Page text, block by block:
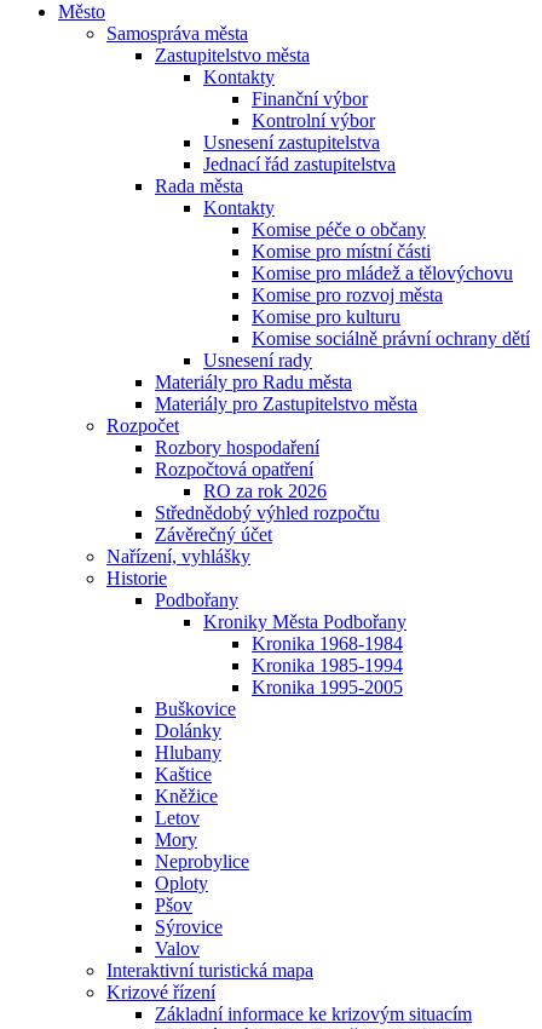
Město
Samospráva města
Zastupitelstvo města
Kontakty
Finanční výbor
Kontrolní výbor
Usnesení zastupitelstva
Jednací řád zastupitelstva
Rada města
Kontakty
Komise péče o občany
Komise pro místní části
Komise pro mládež a tělovýchovu
Komise pro rozvoj města
Komise pro kulturu
Komise sociálně právní ochrany dětí
Usnesení rady
Materiály pro Radu města
Materiály pro Zastupitelstvo města
Rozpočet
Rozbory hospodaření
Rozpočtová opatření
RO za rok 2026
Střednědobý výhled rozpočtu
Závěrečný účet
Nařízení, vyhlášky
Historie
Podbořany
Kroniky Města Podbořany
Kronika 1968-1984
Kronika 1985-1994
Kronika 1995-2005
Buškovice
Dolánky
Hlubany
Kaštice
Kněžice
Letov
Mory
Neprobylice
Oploty
Pšov
Sýrovice
Valov
Interaktivní turistická mapa
Krizové řízení
Základní informace ke krizovým situacím